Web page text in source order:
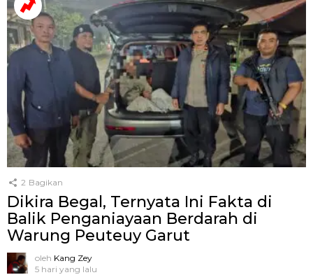
2 Bagikan
Dikira Begal, Ternyata Ini Fakta di
Balik Penganiayaan Berdarah di
Warung Peuteuy Garut
oleh Kang Zey
5 hari yang lalu